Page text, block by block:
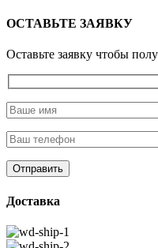
серии
12JSD
ОСТАВЬТЕ ЗАЯВКУ
Оставьте заявку чтобы
Доставка